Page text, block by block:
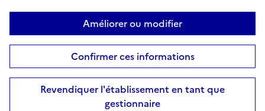
Améliorer ou modifier
Confirmer ces informations
Revendiquer l'établissement en tant que
gestionnaire